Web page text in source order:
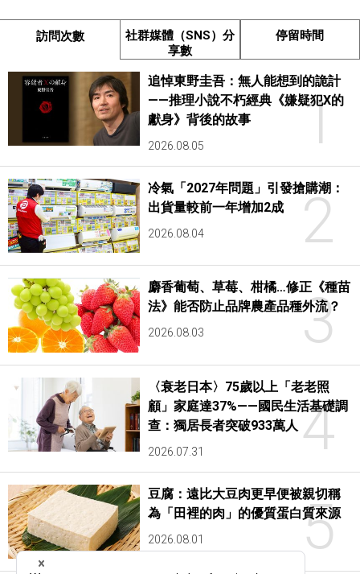
訪問次數
社群媒體（SNS）分
享數
停留時間
1
追悼東野圭吾：無人能想到的詭計
——推理小說不朽經典《嫌疑犯X的
獻身》背後的故事
2026.08.05
2
冷氣「2027年問題」引發搶購潮：
出貨量較前一年增加2成
2026.08.04
3
麝香葡萄、草莓、柑橘…修正《種苗
法》能否防止品牌農產品種外流？
2026.08.03
4
〈衰老日本〉75歲以上「老老照
顧」家庭達37%——國民生活基礎調
查：獨居長者突破933萬人
2026.07.31
5
豆腐：遠比大豆肉更早便被親切稱
為「田裡的肉」的優質蛋白質來源
2026.08.01